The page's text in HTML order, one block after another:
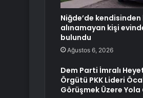
Niğde’de
alınamayan kişi
bulundu
Ağustos 6, 2026
Dem Parti İmralı
Örgütü PKK Lideri
Görüşmek Üzere Yola